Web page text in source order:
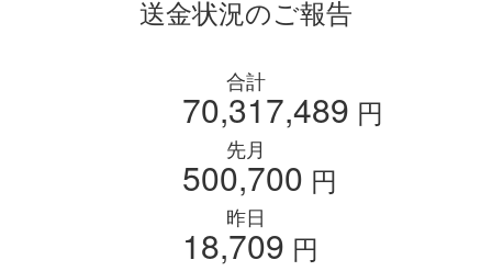
送金状況のご報告
合計
70,317,489 円
先月
500,700 円
昨日
18,709 円